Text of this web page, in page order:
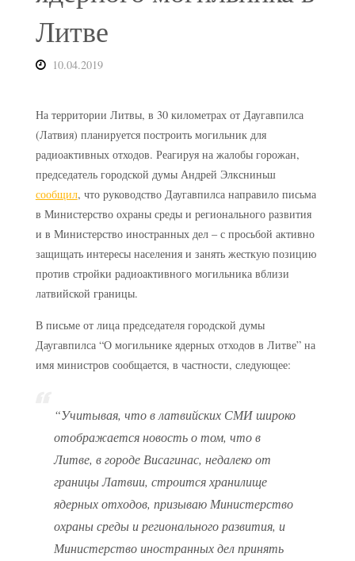
Литве
10.04.2019
На территории Литвы, в 30 километрах от Даугавпилса
(Латвия) планируется построить могильник для
радиоактивных отходов. Реагируя на жалобы горожан,
председатель городской думы Андрей Элксниньш
сообщил, что руководство Даугавпилса направило письма
в Министерство охраны среды и регионального развития
и в Министерство иностранных дел – с просьбой активно
защищать интересы населения и занять жесткую позицию
против стройки радиоактивного могильника вблизи
латвийской границы.
В письме от лица председателя городской думы
Даугавпилса “О могильнике ядерных отходов в Литве” на
имя министров сообщается, в частности, следующее:
“Учитывая, что в латвийских СМИ широко
отображается новость о том, что в
Литве, в городе Висагинас, недалеко от
границы Латвии, строится хранилище
ядерных отходов, призываю Министерство
охраны среды и регионального развития, и
Министерство иностранных дел принять